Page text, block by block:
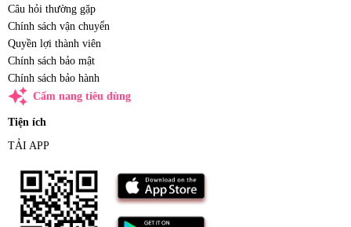
Câu hỏi thường gặp
Chính sách vận chuyển
Quyền lợi thành viên
Chính sách bảo mật
Chính sách bảo hành
auto_awesome Cẩm nang tiêu dùng
Tiện ích
TẢI APP